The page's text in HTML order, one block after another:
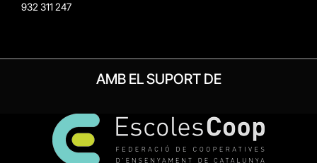
932 311 247
AMB EL SUPORT DE